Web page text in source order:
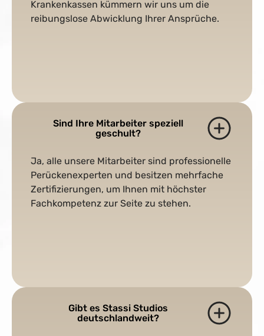
Krankenkassen kümmern wir uns um die
reibungslose Abwicklung Ihrer Ansprüche.
Sind Ihre Mitarbeiter speziell
geschult?
Ja, alle unsere Mitarbeiter sind professionelle
Perückenexperten und besitzen mehrfache
Zertifizierungen, um Ihnen mit höchster
Fachkompetenz zur Seite zu stehen.
Gibt es Stassi Studios
deutschlandweit?